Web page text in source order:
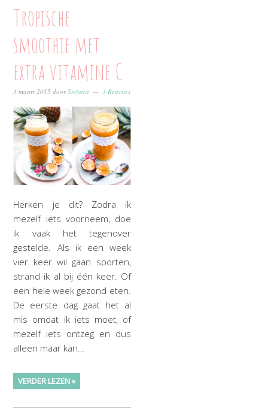
Tropische
smoothie met
extra vitamine C
3 maart 2015 doorStefanie 3 Reacties
Herken je dit? Zodra ik
mezelf iets voorneem, doe
ik vaak het tegenover
gestelde. Als ik een week
vier keer wil gaan sporten,
strand ik al bij één keer. Of
een hele week gezond eten.
De eerste dag gaat het al
mis omdat ik iets moet, of
mezelf iets ontzeg en dus
alleen maar kan…
VERDER LEZEN »